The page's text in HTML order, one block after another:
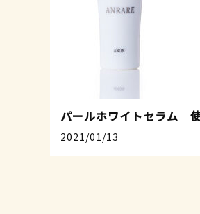
パールホワイトセラム
2021/01/13